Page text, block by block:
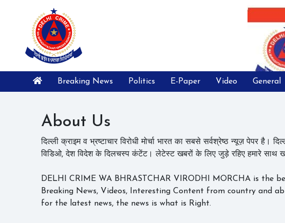
Breaking News Politics E-Paper Video General
About Us
दिल्ली क्राइम व भ्रष्टाचार विरोधी मोर्चा भारत का सबसे सर्वश्रेष्ठ न्यूज़ पेपर है।
विडिओ, देश विदेश के दिलचस्प कंटेंट। लेटेस्ट खबरों के लिए जुड़े रहिए हमारे साथ
DELHI CRIME WA BHRASTCHAR VIRODHI MORCHA is the
Breaking News, Videos, Interesting Content from country and
for the latest news, the news is what is Right.